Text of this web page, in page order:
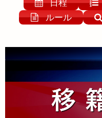
日程
ルール